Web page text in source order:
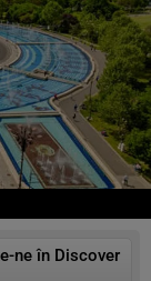
ne în Discover